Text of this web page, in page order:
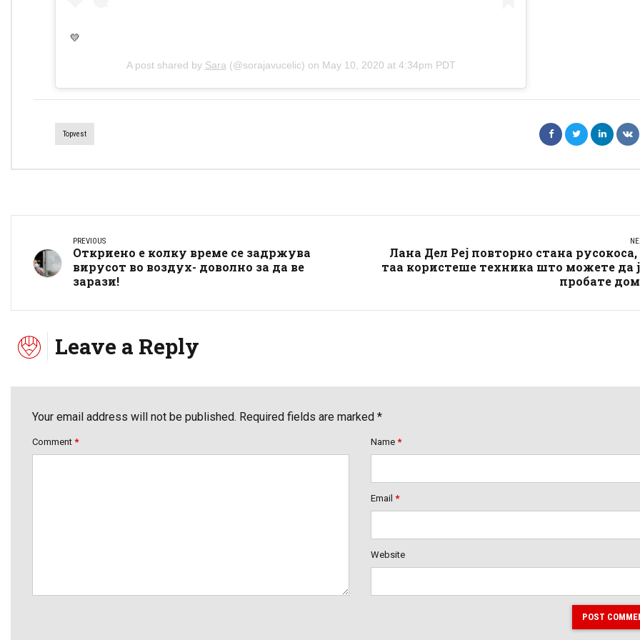
💛
A post shared by Sara (@sorajavucelic) on May 10, 2020 at 4:34pm PDT
Topvest
PREVIOUS
Откриено е колку време се задржува
вирусот во воздух- доволно за да ве
зарази!
Лана Дел Реј повторно стана русокоса,
таа користеше техника што можете да
пробате
Leave a Reply
Your email address will not be published. Required fields are marked *
Comment * Name *
Email *
Website
POST